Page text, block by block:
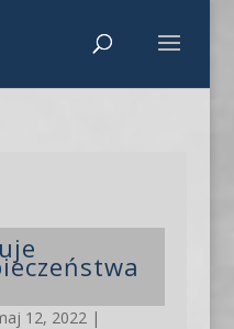
12, 2022|